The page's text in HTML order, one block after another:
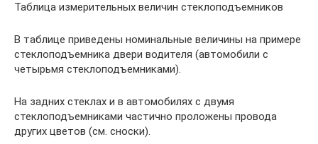
Таблица измерительных величин стеклоподъемников
В таблице приведены номинальные величины на примере
стеклоподъемника двери водителя (автомобили с
четырьмя стеклоподъемниками).
На задних стеклах и в автомобилях с двумя
стеклоподъемниками частично проложены провода
других цветов (см. сноски).